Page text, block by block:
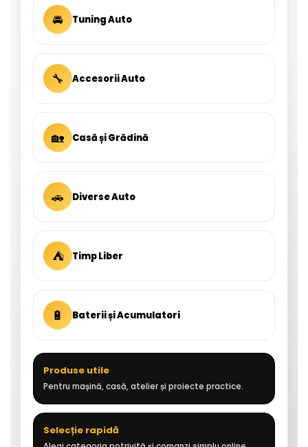
🚘 Tuning Auto
🔧 Accesorii Auto
🏡 Casă și Grădină
🚗 Diverse Auto
⛺ Timp Liber
🔋 Baterii și Acumulatori
Produse utile
Pentru mașină, casă, atelier și proiecte practice.
Selecție rapidă